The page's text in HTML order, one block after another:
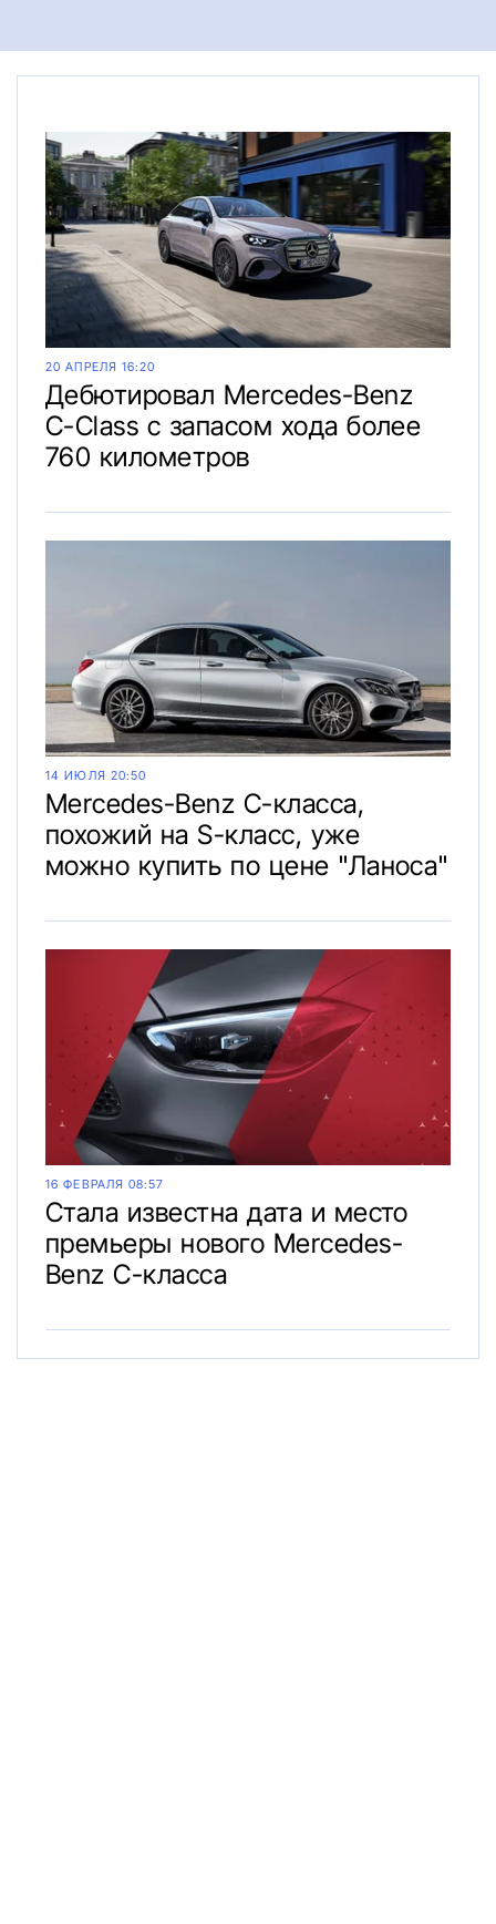
20 АПРЕЛЯ 16:20
Дебютировал Mercedes-Benz
C-Class с запасом хода более
760 километров
14 ИЮЛЯ 20:50
Mercedes-Benz C-класса,
похожий на S-класс, уже
можно купить по цене "Ланоса"
16 ФЕВРАЛЯ 08:57
Стала известна дата и место
премьеры нового Mercedes-
Benz C-класса